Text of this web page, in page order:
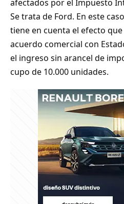
afectados por el Impuesto
Se trata de Ford. En este
tiene en cuenta el efecto
acuerdo comercial con
el ingreso sin arancel de
cupo de 10.000 unidades.